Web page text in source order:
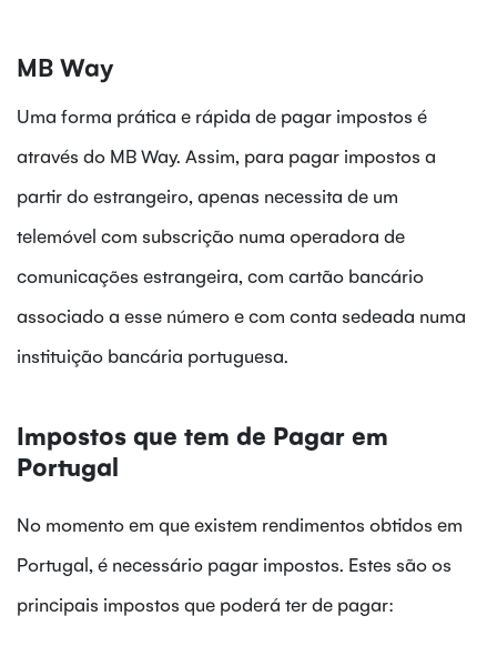
MB Way
Uma forma prática e rápida de pagar impostos é
através do MB Way. Assim, para pagar impostos a
partir do estrangeiro, apenas necessita de um
telemóvel com subscrição numa operadora de
comunicações estrangeira, com cartão bancário
associado a esse número e com conta sedeada numa
instituição bancária portuguesa.
Impostos que tem de Pagar em
Portugal
No momento em que existem rendimentos obtidos em
Portugal, é necessário pagar impostos. Estes são os
principais impostos que poderá ter de pagar: